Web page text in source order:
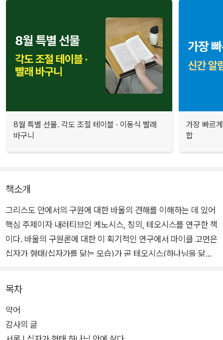
8월 특별 선물. 각도 조절 테이블 · 이동식 빨래
바구니
가장 빠르
합
책소개
그리스도 안에서의 구원에 대한 바울의 견해를 이해하는 데 있어
핵심 주제이자 내러티브인 케노시스, 칭의, 테오시스를 연구한 책
이다. 바울의 구원론에 대한 이 획기적인 연구에서 마이클 고먼은
십자가 형태(십자가를 닮는 모습)가 곧 테오시스(하나님을 닮는
고 주장한다. 성령에 힘입어 십자가에 못 박히고 부활하신 성육신
그리스도에 동화됨으로써, 하나님의 케노시스적이고 십자가 형
태인 성품에 변혁적으로 참여하라!
목차
약어
감사의 글